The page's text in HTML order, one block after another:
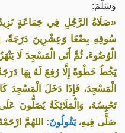
وَسَلَّمَ:
«صَلَاةُ الرَّجُلِ فِي جَمَاعَةٍ
سُوقِهِ بِضْعًا وَعِشْرِينَ دَرَجَةً،
الْوُضُوءَ، ثُمَّ أَتَى الْمَسْجِدَ لَا
يَخْطُ خَطْوَةً إِلَّا رُفِعَ لَهُ بِهَا
الْمَسْجِدَ، فَإِذَا دَخَلَ الْمَسْجِدَ
تَحْبِسُهُ، وَالْمَلَائِكَةُ يُصَلُّونَ
صَلَّى فِيهِ، يَقُولُونَ: اللهُمَّ